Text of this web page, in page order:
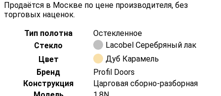
Продаётся в Москве по цене производителя, без
торговых наценок.
Тип полотна
Остекленное
Стекло
Lacobel Серебряный лак
Цвет
Дуб Карамель
Бренд
Profil Doors
Конструкция
Царговая сборно-разборная